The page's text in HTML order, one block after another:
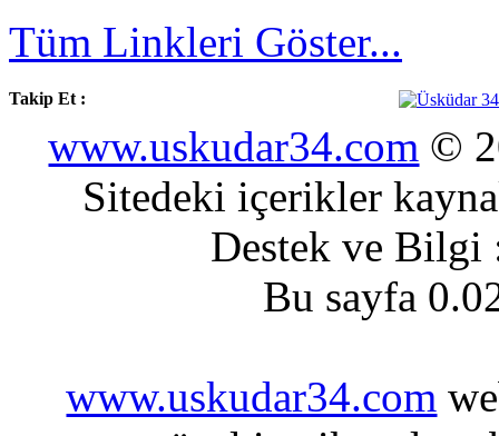
Tüm Linkleri Göster...
Takip Et :
www.uskudar34.com ©
Sitedeki içerikler
Destek ve
Bu sayfa
www.uskudar34.com